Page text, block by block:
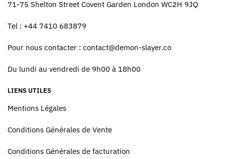
71-75 Shelton Street Covent Garden London WC2H 9JQ
Tel : +44 7410 683879
Pour nous contacter : contact@demon-slayer.co
Du lundi au vendredi de 9h00 à 18h00
LIENS UTILES
Mentions Légales
Conditions Générales de Vente
Conditions Générales de facturation